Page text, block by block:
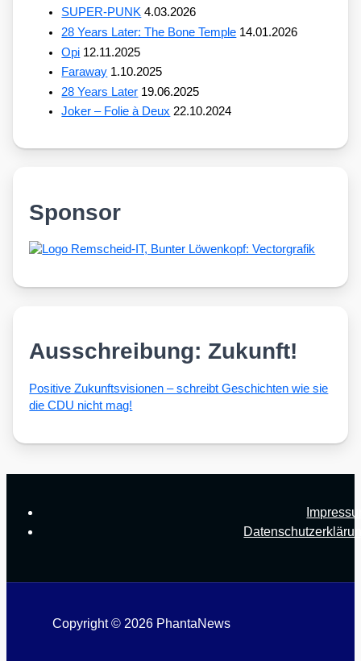
SUPER-PUNK 4.03.2026
28 Years Later: The Bone Temple 14.01.2026
Opi 12.11.2025
Faraway 1.10.2025
28 Years Later 19.06.2025
Joker – Folie à Deux 22.10.2024
Sponsor
Ausschreibung: Zukunft!
Posi­ti­ve Zukunfts­vi­sio­nen – schreibt Geschich­ten wie sie
die CDU nicht mag!
Copyright © 2026 PhantaNews